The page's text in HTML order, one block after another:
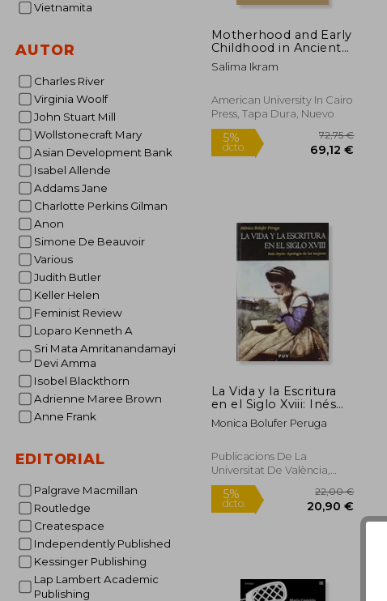
Vietnamita
AUTOR
Charles River
Virginia Woolf
John Stuart Mill
Wollstonecraft Mary
Asian Development Bank
Isabel Allende
Addams Jane
Charlotte Perkins Gilman
Anon
Simone De Beauvoir
Various
Judith Butler
Keller Helen
Feminist Review
Loparo Kenneth A
Sri Mata Amritanandamayi
Devi Amma
Isobel Blackthorn
Adrienne Maree Brown
Anne Frank
EDITORIAL
Palgrave Macmillan
Routledge
Createspace
Independently Published
Kessinger Publishing
Lap Lambert Academic
Publishing
Motherhood and Early
Childhood in Ancient
Egypt: Culture,
Religion, and Medicine
Salima Ikram
American University In Cairo
Press, Tapa Dura, Nuevo
dcto.
La Vida y la Escritura
en el Siglo Xviii: Inés
Joyes: Apología de las
Mujeres
Monica Bolufer Peruga
Publicacions De La
Universitat De València,
2008, 1 Edición, Tapa
Blanda, Nuevo